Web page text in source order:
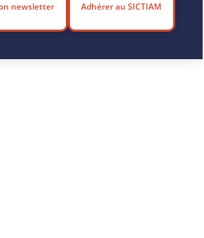
newsletter Adhérer au SICTIAM